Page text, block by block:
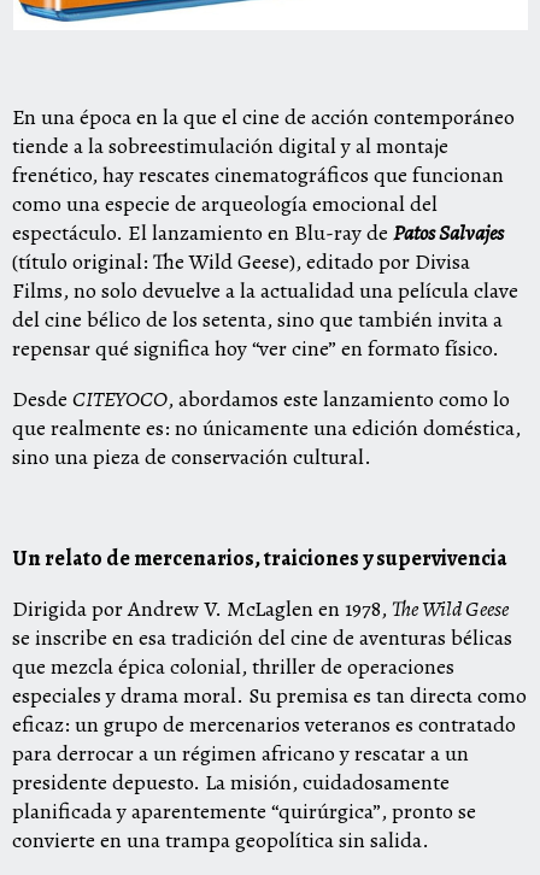
En una época en la que el cine de acción contemporáneo
tiende a la sobreestimulación digital y al montaje
frenético, hay rescates cinematográficos que funcionan
como una especie de arqueología emocional del
espectáculo. El lanzamiento en Blu-ray de Patos Salvajes
(título original: The Wild Geese), editado por Divisa
Films, no solo devuelve a la actualidad una película clave
del cine bélico de los setenta, sino que también invita a
repensar qué significa hoy “ver cine” en formato físico.
Desde CITEYOCO, abordamos este lanzamiento como lo
que realmente es: no únicamente una edición doméstica,
sino una pieza de conservación cultural.
Un relato de mercenarios, traiciones y supervivencia
Dirigida por Andrew V. McLaglen en 1978,The Wild Geese
se inscribe en esa tradición del cine de aventuras bélicas
que mezcla épica colonial, thriller de operaciones
especiales y drama moral. Su premisa es tan directa como
eficaz: un grupo de mercenarios veteranos es contratado
para derrocar a un régimen africano y rescatar a un
presidente depuesto. La misión, cuidadosamente
planificada y aparentemente “quirúrgica”, pronto se
convierte en una trampa geopolítica sin salida.